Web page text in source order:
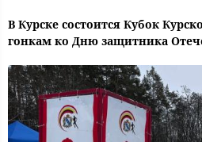
В Курске состоится Кубок
гонкам ко Дню защитника